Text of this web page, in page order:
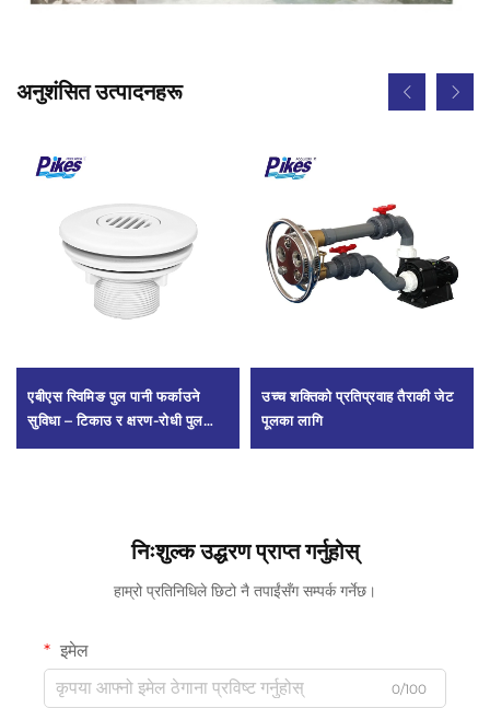
अनुशंसित उत्पादनहरू
एबीएस स्विमिङ पुल पानी फर्काउने
सुविधा – टिकाउ र क्षरण-रोधी पुल
उच्च शक्तिको प्रतिप्रवाह तैराकी जेट
पूलका लागि
निःशुल्क उद्धरण प्राप्त गर्नुहोस्
हाम्रो प्रतिनिधिले छिटो नै तपाईंसँग सम्पर्क गर्नेछ।
इमेल
0/100